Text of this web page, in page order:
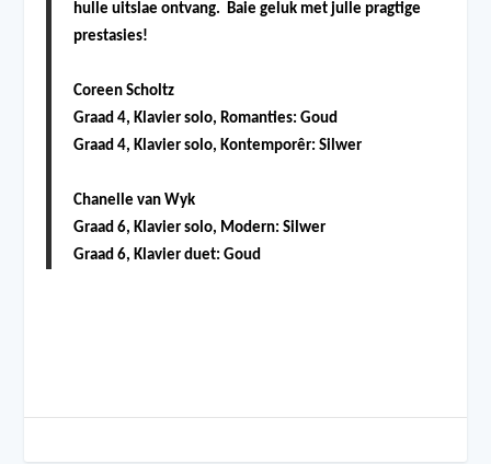
hulle uitslae ontvang. Baie geluk met julle pragtige
prestasies!
Coreen Scholtz
Graad 4, Klavier solo, Romanties: Goud
Graad 4, Klavier solo, Kontemporêr: Silwer
Chanelle van Wyk
Graad 6, Klavier solo, Modern: Silwer
Graad 6, Klavier duet: Goud